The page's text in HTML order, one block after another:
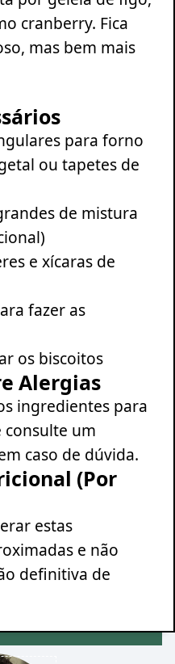
cranberry. Fica
mas bem mais
para forno
ou tapetes de
de mistura
e xícaras de
fazer as
os biscoitos
Alergias
ingredientes para
consulte um
caso de dúvida.
(Por
estas
e não
definitiva de